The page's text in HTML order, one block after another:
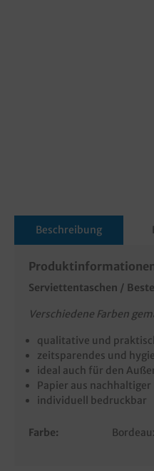
Beschreibung
Serviettentaschen /
Verschiedene Farben
qualitative und
zeitsparendes und
ideal auch für den
Papier aus
individuell bedruckbar
Farbe: